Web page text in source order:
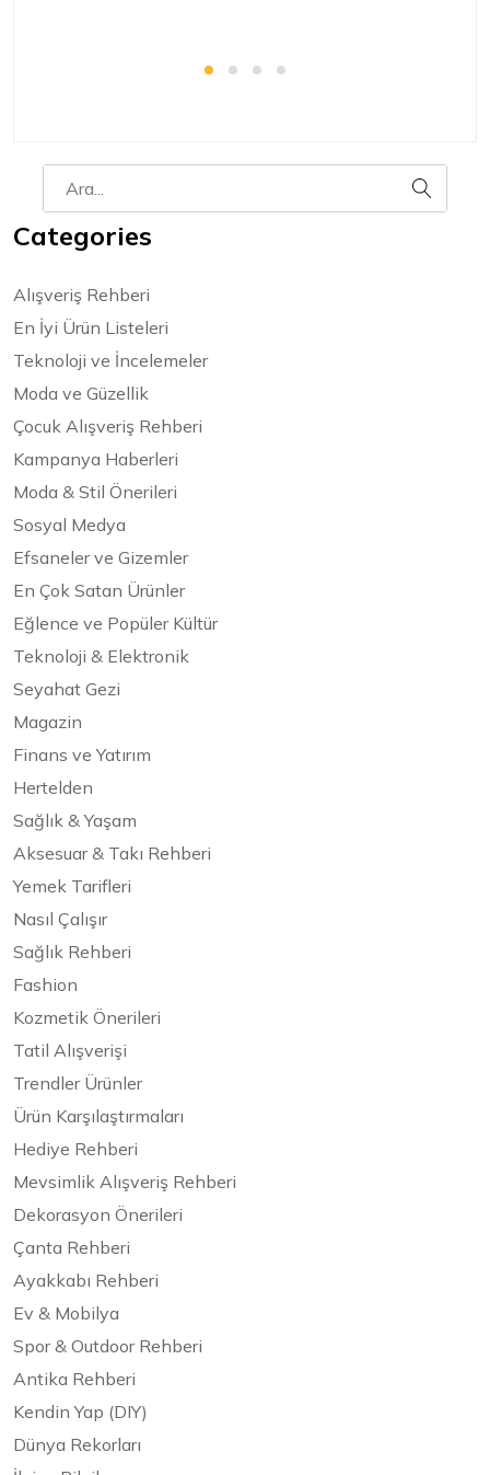
Categories
Alışveriş Rehberi
En İyi Ürün Listeleri
Teknoloji ve İncelemeler
Moda ve Güzellik
Çocuk Alışveriş Rehberi
Kampanya Haberleri
Moda & Stil Önerileri
Sosyal Medya
Efsaneler ve Gizemler
En Çok Satan Ürünler
Eğlence ve Popüler Kültür
Teknoloji & Elektronik
Seyahat Gezi
Magazin
Finans ve Yatırım
Hertelden
Sağlık & Yaşam
Aksesuar & Takı Rehberi
Yemek Tarifleri
Nasıl Çalışır
Sağlık Rehberi
Fashion
Kozmetik Önerileri
Tatil Alışverişi
Trendler Ürünler
Ürün Karşılaştırmaları
Hediye Rehberi
Mevsimlik Alışveriş Rehberi
Dekorasyon Önerileri
Çanta Rehberi
Ayakkabı Rehberi
Ev & Mobilya
Spor & Outdoor Rehberi
Antika Rehberi
Kendin Yap (DIY)
Dünya Rekorları